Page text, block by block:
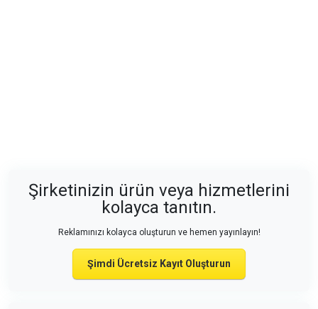
Şirketinizin ürün veya hizmetlerini
kolayca tanıtın.
Reklamınızı kolayca oluşturun ve hemen yayınlayın!
Şimdi Ücretsiz Kayıt Oluşturun